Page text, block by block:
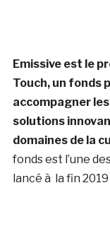
Emissive est le
Touch, un fonds
accompagner
solutions
domaines de la
fonds est l’une
lancé à la fin